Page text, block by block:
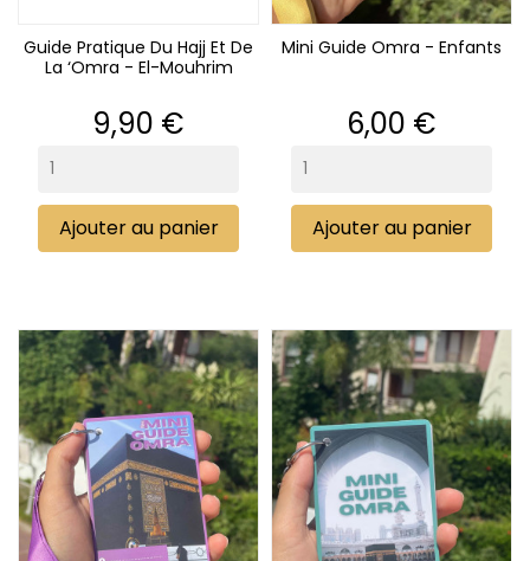
Guide Pratique Du Hajj Et De
La ‘Omra - El-Mouhrim
Prix
9,90 €
Ajouter au panier
Mini Guide Omra - Enfants
Prix
6,00 €
Ajouter au panier